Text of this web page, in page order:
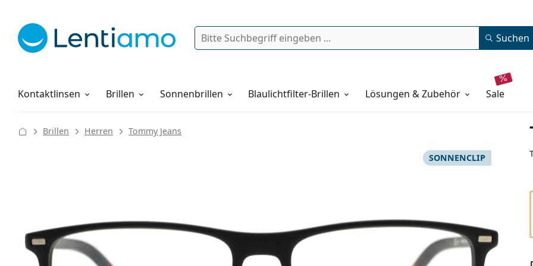
Suche Suchen
Kontaktlinsen
Pflegemittel Brillen Sonnenbrillen Blaulichtfilter-Brillen Lösungen & Zubehör sale
Alles über den Einkauf
Brillen Herren Tommy Jeans
SONNENCLIP